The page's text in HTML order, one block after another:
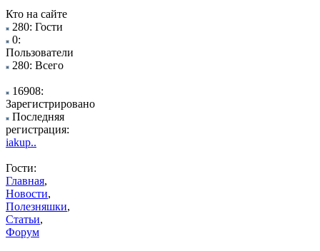
Кто на сайте
280: Гости
0:
Пользователи
280: Всего
16908:
Зарегистрировано
Последняя
регистрация:
iakup..
Гости:
Главная,
Новости,
Полезняшки,
Статьи,
Форум